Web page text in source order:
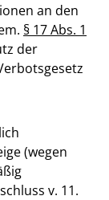
an den
§ 17 Abs. 1
der
(wegen
v. 11.